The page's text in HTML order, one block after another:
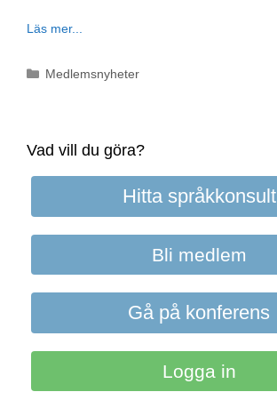
Läs mer...
Kategorier
Medlemsnyheter
Vad vill du göra?
Hitta språkkonsult
Bli medlem
Gå på konferens
Logga in